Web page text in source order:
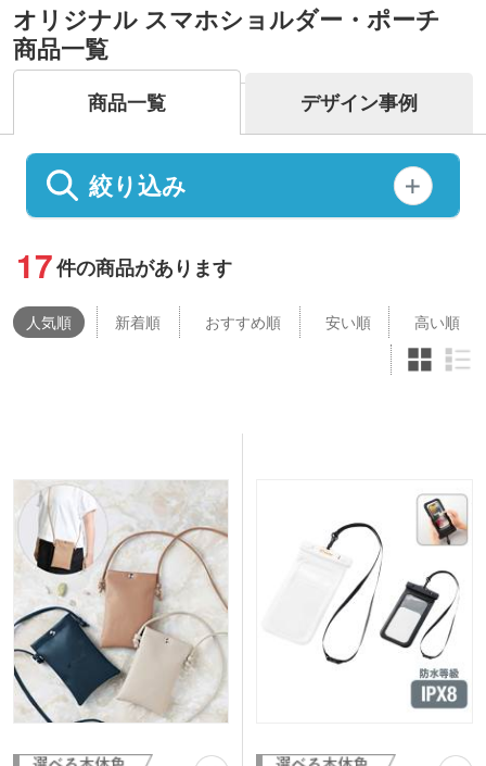
オリジナル スマホショルダー・ポーチ
商品一覧
商品一覧 デザイン事例
絞り込み
17件の商品があります
人気順 新着順 おすすめ順 安い順 高い順